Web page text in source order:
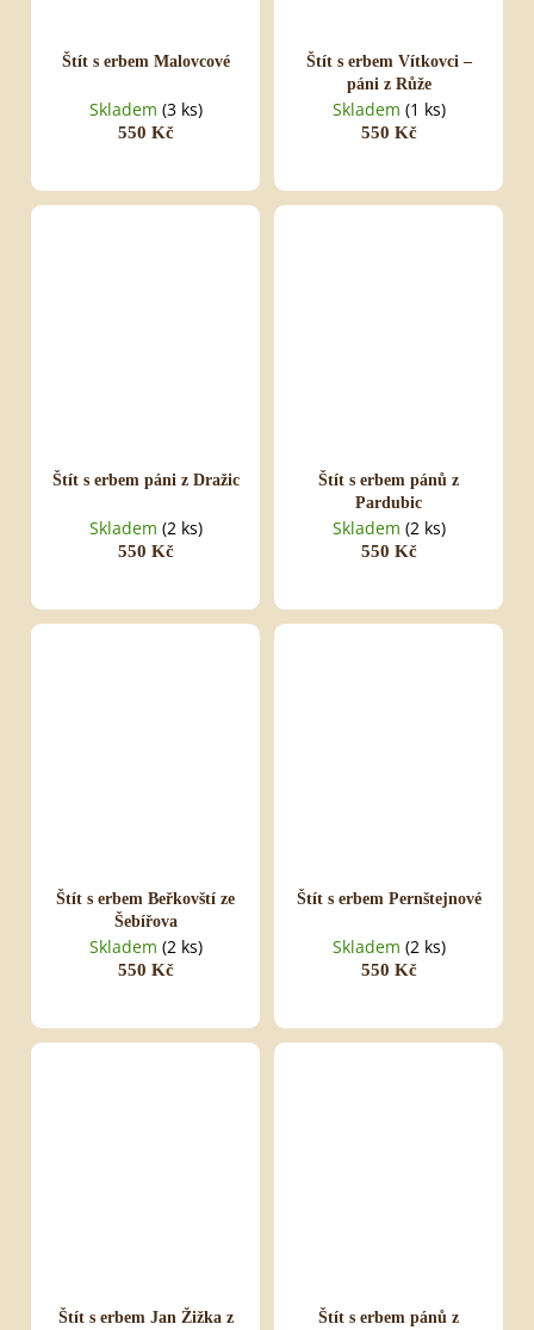
Štít s erbem Malovcové
Skladem (3 ks)
550 Kč
Štít s erbem Vítkovci –
páni z Růže
Skladem (1 ks)
550 Kč
Štít s erbem páni z Dražic
Skladem (2 ks)
550 Kč
Štít s erbem pánů z
Pardubic
Skladem (2 ks)
550 Kč
Štít s erbem Beřkovští ze
Šebířova
Skladem (2 ks)
550 Kč
Štít s erbem Pernštejnové
Skladem (2 ks)
550 Kč
Štít s erbem Jan Žižka z
Štít s erbem pánů z